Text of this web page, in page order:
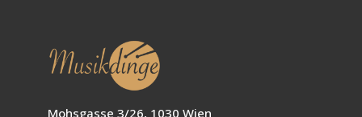
Mohsgasse 3/26, 1030 Wien